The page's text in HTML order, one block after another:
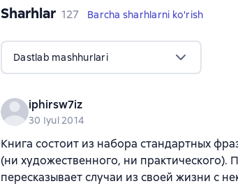
Sharhlar 127 sharhlar
127 Barcha sharhlarni ko'rish
Dastlab mashhurlari
iphirsw7iz
30 Iyul 2014
Книга состоит из набора стандартных
(ни художественного, ни практического).
пересказывает случаи из своей жизни с